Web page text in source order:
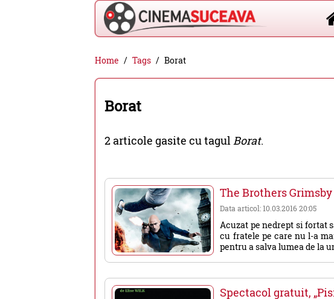
Cinema
Suceava
-
filme
cinema,
evenimente
din
Suceava
Home Tags Borat
Borat
2 articole gasite cu tagulBorat.
The Brothers Grimsby
Data articol: 10.03.2016 20:05
Acuzat pe nedrept si fortat
cu fratele pe care nu l-a
pentru a salva lumea de la
Spectacol gratuit,